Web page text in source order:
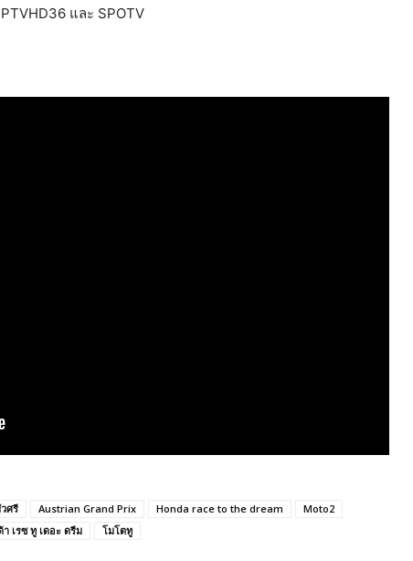
และ SPOTV
ศรี Austrian Grand Prix Honda race to the dream
Moto2
เรซ ทู เดอะ ดรีม โมโตทู